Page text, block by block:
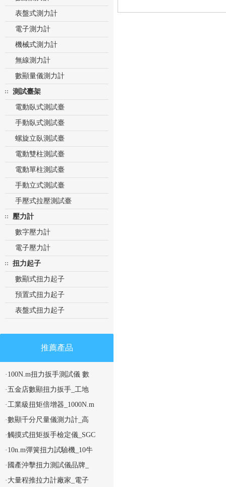
表盤式測力計
電子測力計
機械式測力計
無線測力計
數顯量儀測力計
測試臺架
電動臥式測試臺
手動臥式測試臺
螺旋立臥測試臺
電動雙柱測試臺
電動單柱測試臺
手動立式測試臺
手壓式拉壓測試臺
壓力計
數字壓力計
電子壓力計
扭力起子
數顯式扭力起子
預置式扭力起子
表盤式扭力起子
推薦產品
·100N.m扭力扳手測試儀 數
·五金店數顯扭力扳手_工地
·工業級扭矩倍增器_1000N.m
·數顯千分尺量儀測力計_高
·觸摸式扭矩扳手檢定儀_SGC
·10n.m彈簧扭力試驗機_10牛
·國產沖擊扭力測試儀品牌_
·大量程推拉力計廠家_電子